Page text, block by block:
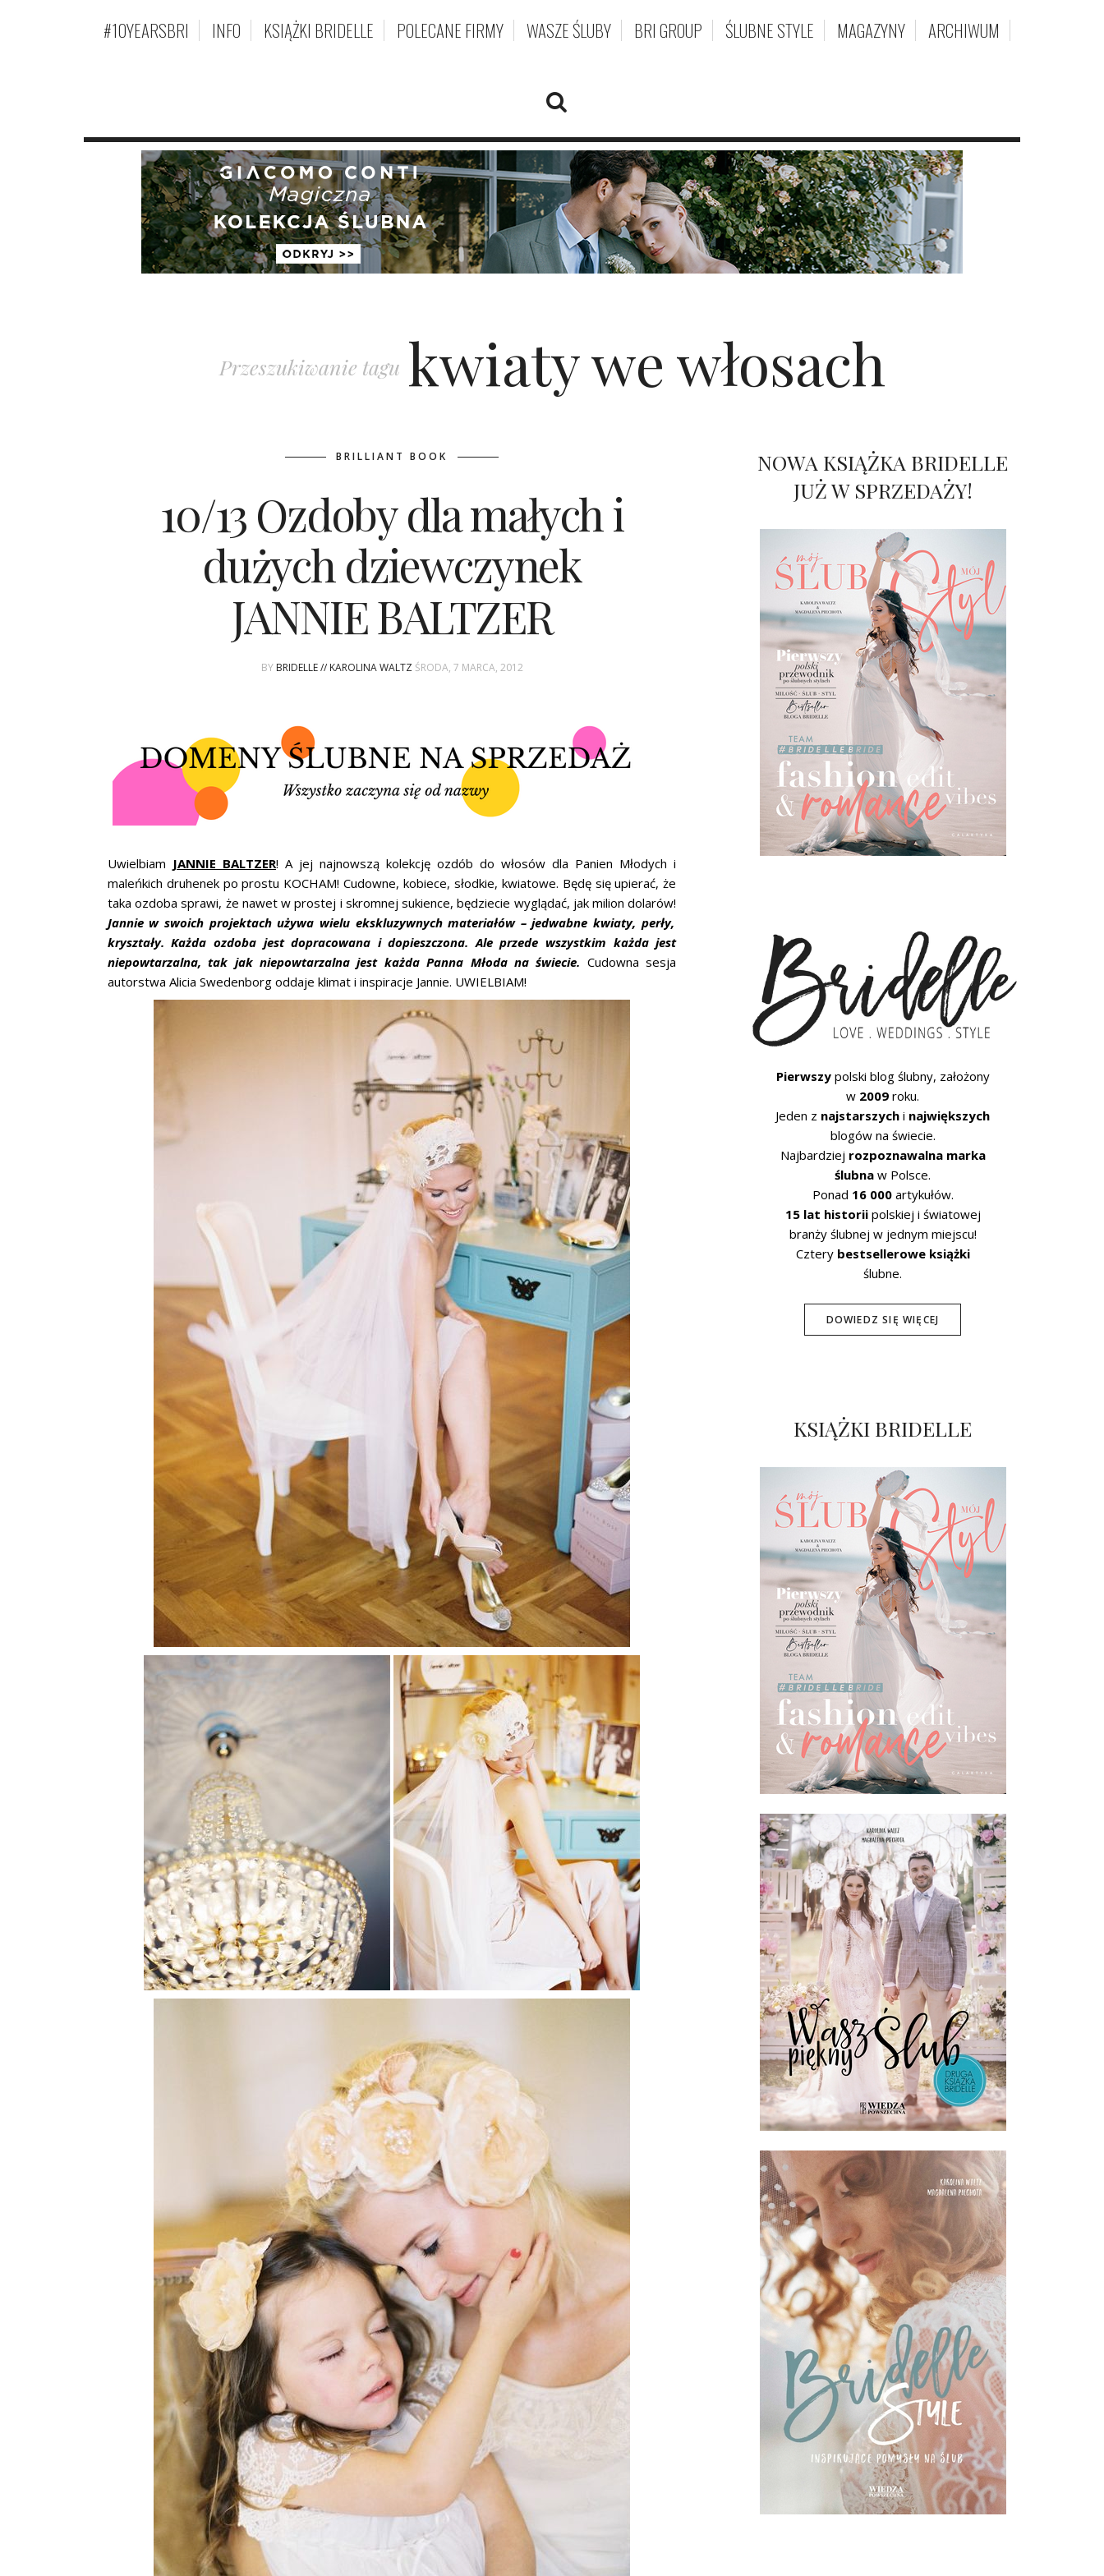
#10YEARSBRI INFO KSIĄŻKI BRIDELLE POLECANE FIRMY WASZE ŚLUBY BRI GROUP ŚLUBNE STYLE MAGAZYNY ARCHIWUM
Przeszukiwanie tagu kwiaty we włosach
BRILLIANT BOOK
10/13 Ozdoby dla małych i
dużych dziewczynek
JANNIE BALTZER
BY BRIDELLE // KAROLINA WALTZ ŚRODA, 7 MARCA, 2012
Uwielbiam JANNIE BALTZER! A jej najnowszą kolekcję ozdób do włosów dla Panien Młodych i
maleńkich druhenek po prostu KOCHAM! Cudowne, kobiece, słodkie, kwiatowe. Będę się upierać, że
taka ozdoba sprawi, że nawet w prostej i skromnej sukience, będziecie wyglądać, jak milion dolarów!
Jannie w swoich projektach używa wielu ekskluzywnych materiałów – jedwabne kwiaty, perły,
kryształy. Każda ozdoba jest dopracowana i dopieszczona. Ale przede wszystkim każda jest
niepowtarzalna, tak jak niepowtarzalna jest każda Panna Młoda na świecie. Cudowna sesja
autorstwa Alicia Swedenborg oddaje klimat i inspiracje Jannie. UWIELBIAM!
NOWA KSIĄŻKA BRIDELLE
JUŻ W SPRZEDAŻY!
Pierwszypolski blog ślubny, założony
w 2009 roku.
Jeden z najstarszych i największych
blogów na świecie.
Najbardziej rozpoznawalna marka
ślubna w Polsce.
Ponad 16 000artykułów.
15 lat historiipolskiej i światowej
branży ślubnej w jednym miejscu!
Cztery bestsellerowe książki
ślubne.
DOWIEDZ SIĘ WIĘCEJ
KSIĄŻKI BRIDELLE